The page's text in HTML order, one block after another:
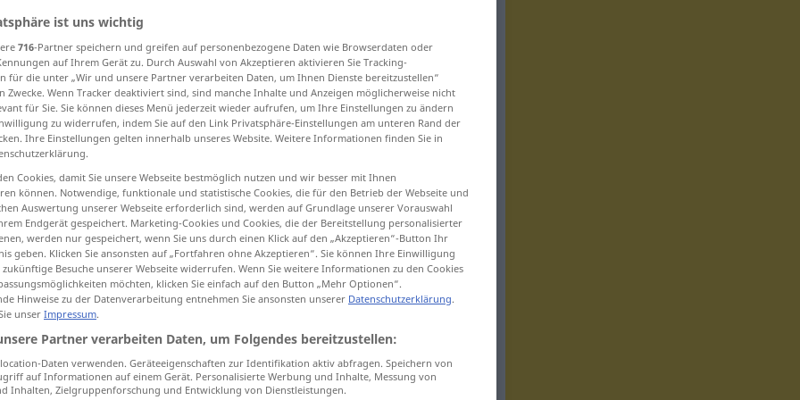
f
registrarof births, marriages and
to get married beforethe registrar
ist uns wichtig
716-Partner speichern und greifen auf personenbezogene Daten wie Browserdaten oder
auf Ihrem Gerät zu. Durch Auswahl von Akzeptieren aktivieren Sie Tracking-
für die unter „Wir und unsere Partner verarbeiten Daten, um Ihnen Dienste bereitzustellen“
Zwecke. Wenn Tracker deaktiviert sind, sind manche Inhalte und Anzeigen möglicherweise nicht
für Sie. Sie können dieses Menü jederzeit wieder aufrufen, um Ihre Einstellungen zu ändern
zu widerrufen, indem Sie auf den Link Privatsphäre-Einstellungen am unteren Rand der
Ihre Einstellungen gelten innerhalb unseres Website. Weitere Informationen finden Sie in
Cookies, damit Sie unsere Webseite bestmöglich nutzen und wir besser mit Ihnen
können. Notwendige, funktionale und statistische Cookies, die für den Betrieb der Webseite und
Auswertung unserer Webseite erforderlich sind, werden auf Grundlage unserer Vorauswahl
Endgerät gespeichert. Marketing-Cookies und Cookies, die der Bereitstellung personalisierter
werden nur gespeichert, wenn Sie uns durch einen Klick auf den „Akzeptieren“-Button Ihr
geben. Klicken Sie ansonsten auf „Fortfahren ohne Akzeptieren“. Sie können Ihre Einwilligung
Besuche unserer Webseite widerrufen. Wenn Sie weitere Informationen zu den Cookies
möchten, klicken Sie einfach auf den Button „Mehr Optionen“.
Hinweise zu der Datenverarbeitung entnehmen Sie ansonsten unserer Datenschutzerklärung.
unser Impressum.
Partner verarbeiten Daten, um Folgendes bereitzustellen:
Daten verwenden. Geräteeigenschaften zur Identifikation aktiv abfragen. Speichern von
auf Informationen auf einem Gerät. Personalisierte Werbung und Inhalte, Messung von
Inhalten, Zielgruppenforschung und Entwicklung von Dienstleistungen.